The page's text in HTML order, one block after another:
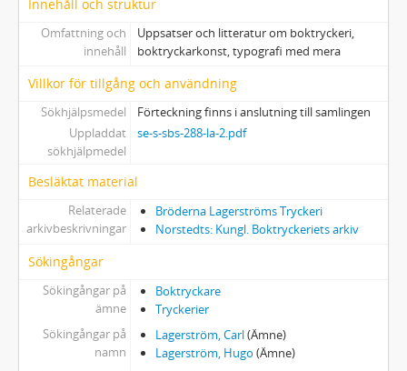
Innehåll och struktur
Omfattning och
innehåll
Uppsatser och litteratur om boktryckeri,
boktryckarkonst, typografi med mera
Villkor för tillgång och användning
Sökhjälpsmedel
Förteckning finns i anslutning till samlingen
Uppladdat
sökhjälpmedel
se-s-sbs-288-la-2.pdf
Besläktat material
Relaterade
arkivbeskrivningar
Bröderna Lagerströms Tryckeri
Norstedts: Kungl. Boktryckeriets arkiv
Sökingångar
Sökingångar på
ämne
Boktryckare
Tryckerier
Sökingångar på
namn
Lagerström, Carl(Ämne)
Lagerström, Hugo (Ämne)